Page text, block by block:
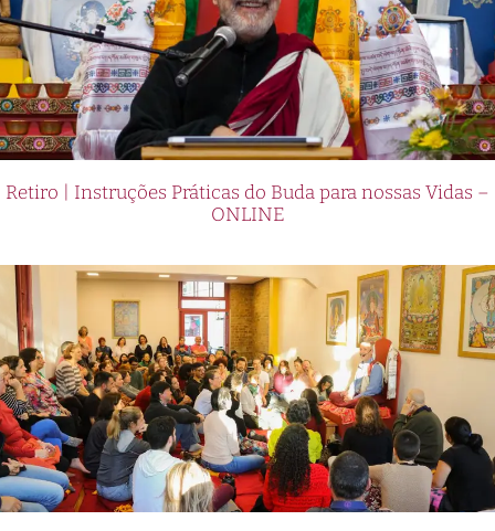
Retiro | Instruções Práticas do Buda para nossas Vidas –
ONLINE